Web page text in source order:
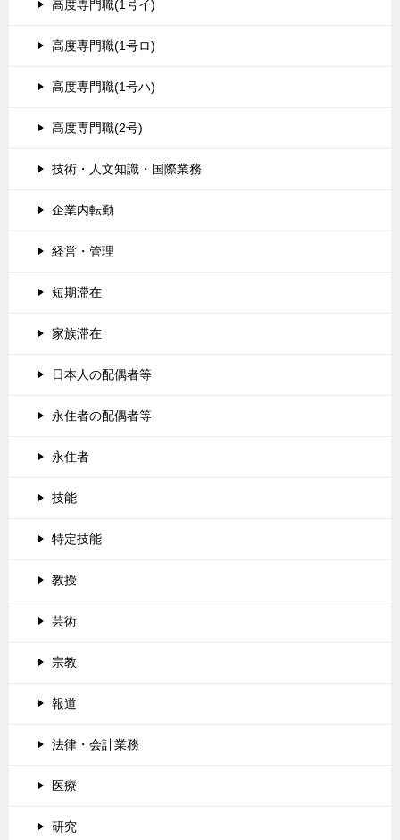
高度専門職(1号イ)
高度専門職(1号ロ)
高度専門職(1号ハ)
高度専門職(2号)
技術・人文知識・国際業務
企業内転勤
経営・管理
短期滞在
家族滞在
日本人の配偶者等
永住者の配偶者等
永住者
技能
特定技能
教授
芸術
宗教
報道
法律・会計業務
医療
研究